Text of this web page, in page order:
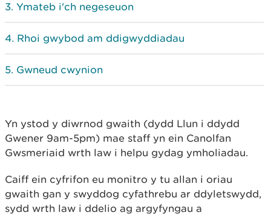
Ymateb i'ch negeseuon
Rhoi gwybod am ddigwyddiadau
Gwneud cwynion
Yn ystod y diwrnod gwaith (dydd Llun i ddydd
Gwener 9am-5pm) mae staff yn ein Canolfan
Gwsmeriaid wrth law i helpu gydag ymholiadau.
Caiff ein cyfrifon eu monitro y tu allan i oriau
gwaith gan y swyddog cyfathrebu ar ddyletswydd,
sydd wrth law i ddelio ag argyfyngau a